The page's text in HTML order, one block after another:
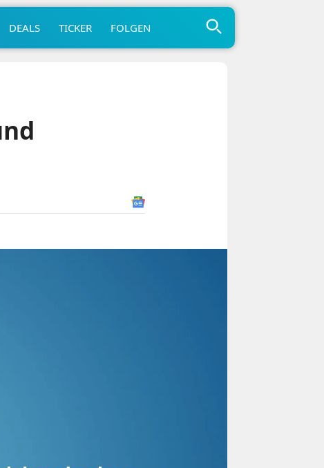
DEALS TICKER FOLGEN